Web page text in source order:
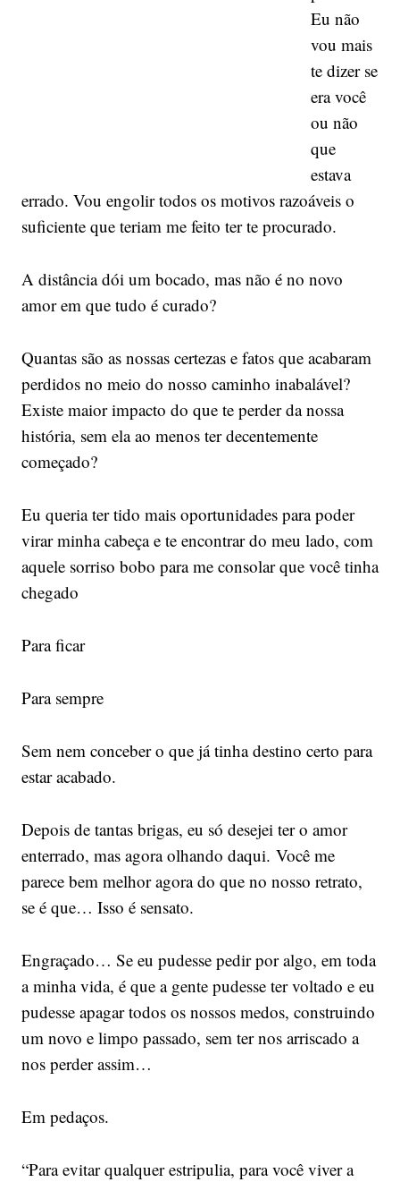
Eu não
vou mais
te dizer se
era você
ou não
que
estava
errado. Vou engolir todos os motivos razoáveis o
suficiente que teriam me feito ter te procurado.
A distância dói um bocado, mas não é no novo
amor em que tudo é curado?
Quantas são as nossas certezas e fatos que acabaram
perdidos no meio do nosso caminho inabalável?
Existe maior impacto do que te perder da nossa
história, sem ela ao menos ter decentemente
começado?
Eu queria ter tido mais oportunidades para poder
virar minha cabeça e te encontrar do meu lado, com
aquele sorriso bobo para me consolar que você tinha
chegado
Para ficar
Para sempre
Sem nem conceber o que já tinha destino certo para
estar acabado.
Depois de tantas brigas, eu só desejei ter o amor
enterrado, mas agora olhando daqui. Você me
parece bem melhor agora do que no nosso retrato,
se é que… Isso é sensato.
Engraçado… Se eu pudesse pedir por algo, em toda
a minha vida, é que a gente pudesse ter voltado e eu
pudesse apagar todos os nossos medos, construindo
um novo e limpo passado, sem ter nos arriscado a
nos perder assim…
Em pedaços.
“Para evitar qualquer estripulia, para você viver a